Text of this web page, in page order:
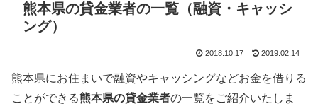
熊本県の貸金業者の一覧（融資・キャッシ
ング）
2018.10.17 2019.02.14
熊本県にお住まいで融資やキャッシングなどお金を借りる
ことができる熊本県の貸金業者の一覧をご紹介いたしま